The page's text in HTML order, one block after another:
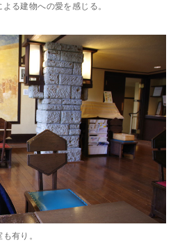
る建物への愛を感じる。
有り。